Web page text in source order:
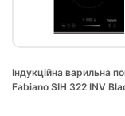
Індукційна варильна
Fabiano SIH 322 INV